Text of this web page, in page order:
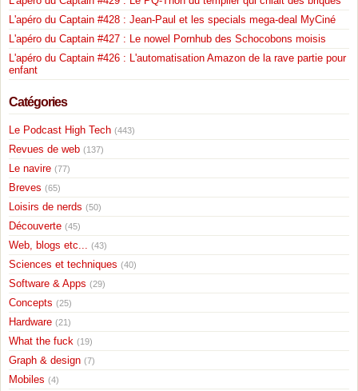
L'apéro du Captain #428 : Jean-Paul et les specials mega-deal MyCiné
L'apéro du Captain #427 : Le nowel Pornhub des Schocobons moisis
L'apéro du Captain #426 : L'automatisation Amazon de la rave partie pour
enfant
Catégories
Le Podcast High Tech (443)
Revues de web (137)
Le navire (77)
Breves (65)
Loisirs de nerds (50)
Découverte (45)
Web, blogs etc... (43)
Sciences et techniques (40)
Software & Apps (29)
Concepts (25)
Hardware (21)
What the fuck (19)
Graph & design (7)
Mobiles (4)